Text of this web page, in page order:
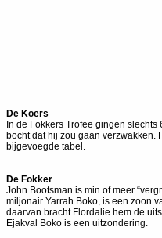
De Koers
In de Fokkers Trofee gingen
bocht dat hij zou gaan verzwakken.
bijgevoegde tabel.
De Fokker
John Bootsman is min of meer
miljonair Yarrah Boko, is een zoon
daarvan bracht Flordalie hem de
Ejakval Boko is een uitzondering.